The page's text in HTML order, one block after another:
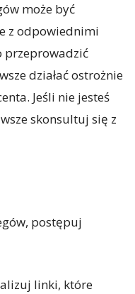
może być
z odpowiednimi
przeprowadzić
działać ostrożnie
Jeśli nie jesteś
skonsultuj się z
postępuj
linki, które